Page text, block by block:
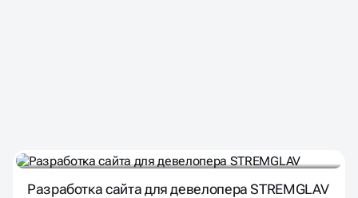
Разработка сайта для девелопера STREMGLAV